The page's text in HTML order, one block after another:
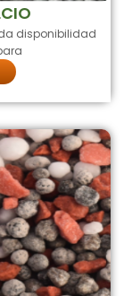
disponibilidad